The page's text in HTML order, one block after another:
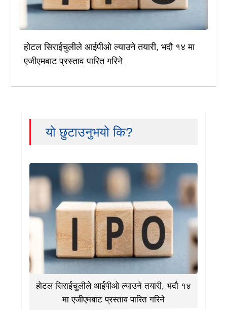
होटल सिराईचुलीले आईपीओ ल्याउने तयारी, भदौ १४ मा
एजीएमबाट प्रस्ताव पारित गरिने
यो छुटाउनुभयो कि?
होटल सिराईचुलीले आईपीओ ल्याउने तयारी, भदौ १४
मा एजीएमबाट प्रस्ताव पारित गरिने